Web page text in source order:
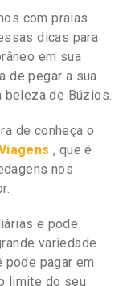
com praias
dicas para
em sua
de pegar a sua
beleza de Búzios.
de conheça o
, que é
nos
e pode
variedade
pode pagar em
limite do seu